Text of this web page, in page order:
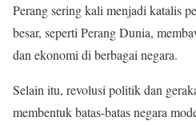
Perang sering kali menjadi katalis
besar, seperti Perang Dunia,
dan ekonomi di berbagai negara.
Selain itu, revolusi politik dan
membentuk batas-batas negara